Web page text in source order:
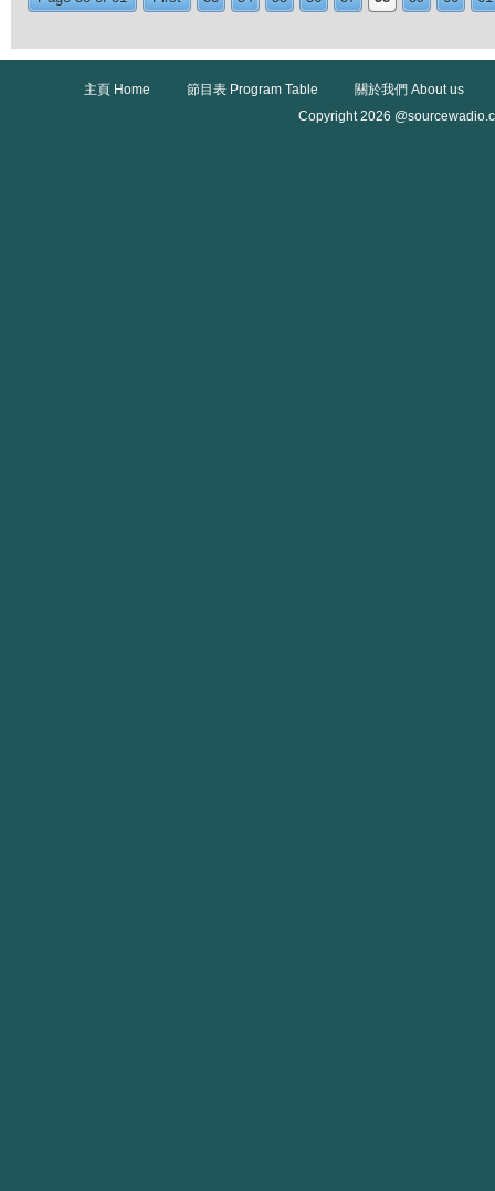
主頁 Home 節目表 Program Table
關於我們 About us
Copyright 2026